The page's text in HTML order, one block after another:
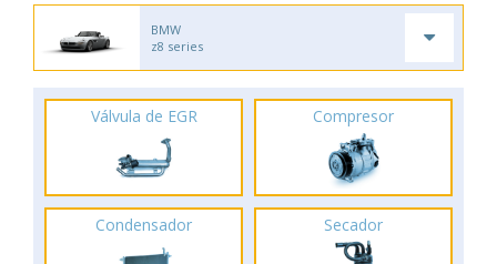
BMW
z8 series
Válvula de EGR Compresor
Condensador Secador